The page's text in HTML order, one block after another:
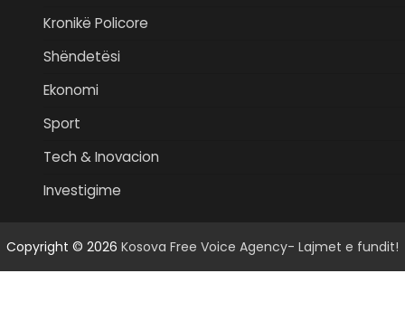
Kronikë Policore
Shëndetësi
Ekonomi
Sport
Tech & Inovacion
Investigime